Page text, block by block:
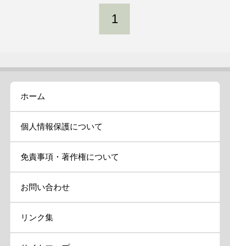
1
ホーム
個人情報保護について
免責事項・著作権について
お問い合わせ
リンク集